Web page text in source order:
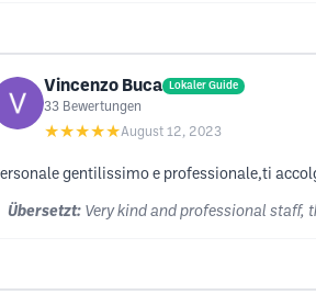
Vincenzo Buca Lokaler Guide
33 Bewertungen
★★★★★August 12, 2023
gentilissimo e professionale,ti
Übersetzt: Very kind and professional staff,